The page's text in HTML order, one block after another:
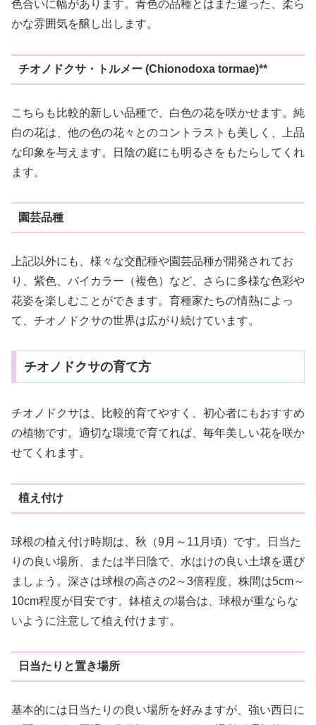
色合いに幅があります。青色の品種とはまた違った、柔ら
かな雰囲気を醸し出します。
チオノドクサ・トルメー (Chionodoxa tormae)**
こちらも比較的新しい品種で、白色の花を咲かせます。純
白の花は、他の色の花々とのコントラストも美しく、上品
な印象を与えます。日陰の庭にも明るさをもたらしてくれ
ます。
園芸品種
上記以外にも、様々な交配種や園芸品種が開発されてお
り、紫色、バイカラー（複色）など、さらに多様な色彩や
花姿を楽しむことができます。育種家たちの情熱によっ
て、チオノドクサの世界は広がり続けています。
チオノドクサの育て方
チオノドクサは、比較的育てやすく、初心者にもおすすめ
の植物です。適切な環境で育てれば、毎年美しい花を咲か
せてくれます。
植え付け
球根の植え付け時期は、秋（9月～11月頃）です。日当た
りの良い場所、または半日陰で、水はけの良い土壌を選び
ましょう。深さは球根の高さの2～3倍程度、株間は5cm～
10cm程度が目安です。鉢植えの場合は、球根が重ならな
いように注意して植え付けます。
日当たりと置き場所
基本的には日当たりの良い場所を好みますが、強い西日に